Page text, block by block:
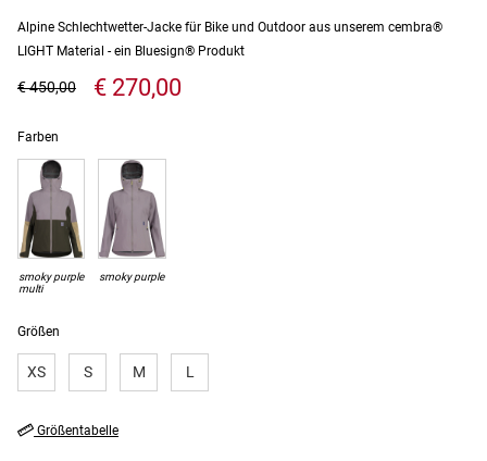
Alpine Schlechtwetter-Jacke für Bike und Outdoor aus unserem cembra®
LIGHT Material - ein Bluesign® Produkt
€ 270,00
€ 450,00
Größen
XS S M L
Farben
smoky purple
multi
smoky purple
Größentabelle